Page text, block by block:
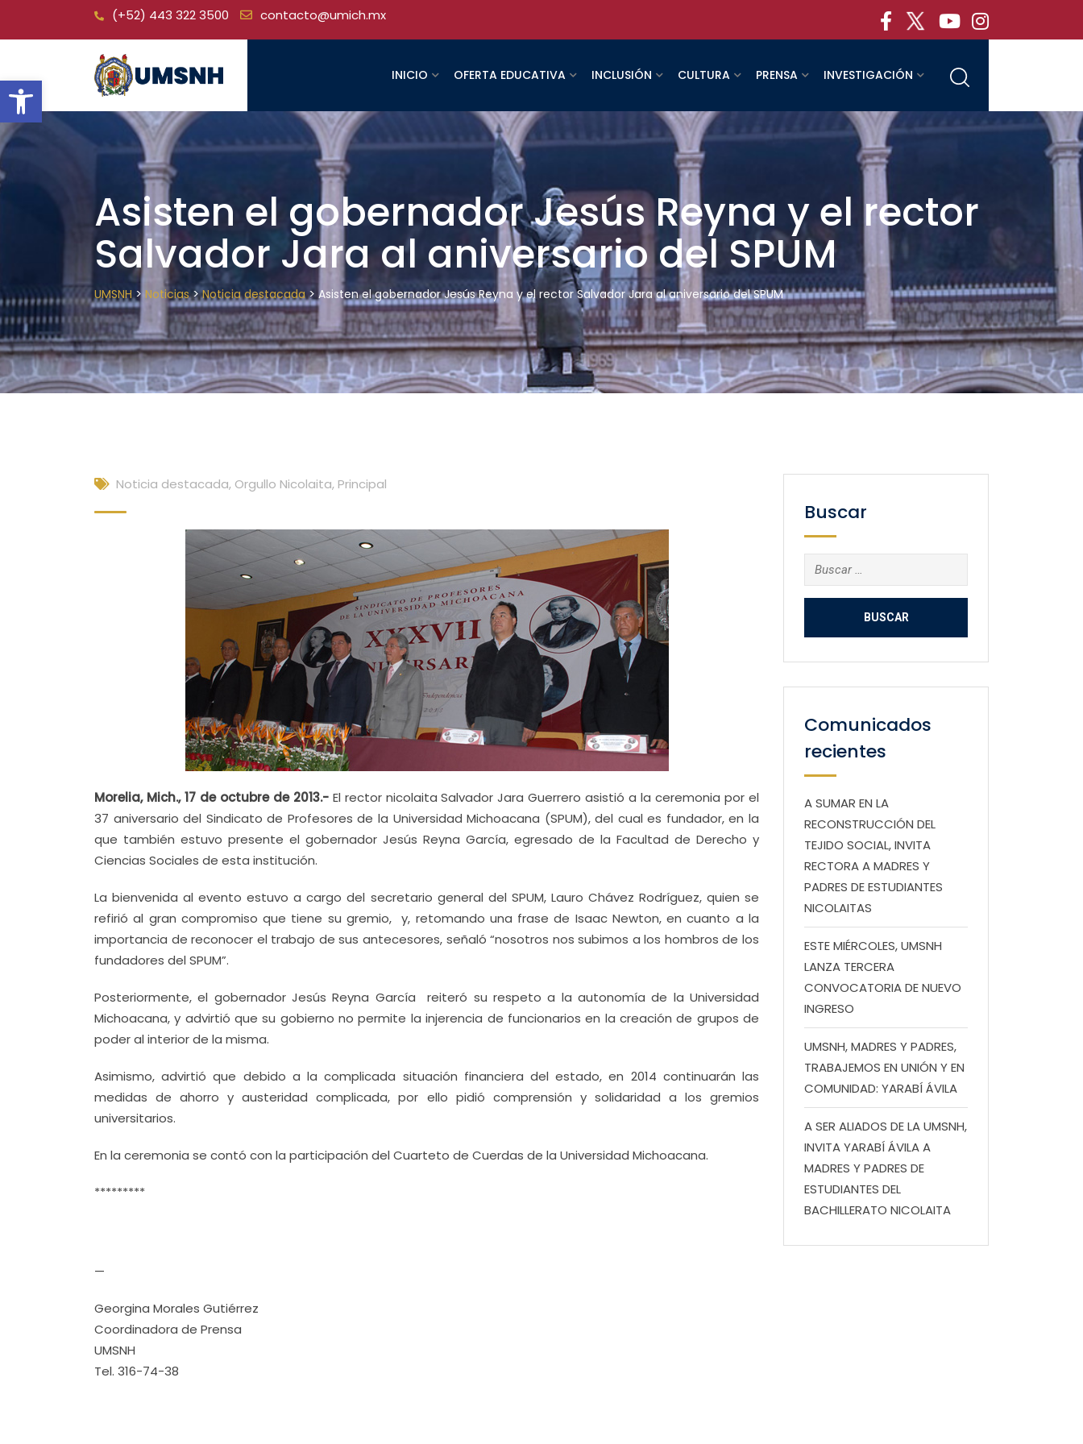
Open toolbar
(+52) 443 322 3500 contacto@umich.mx
INICIO OFERTA EDUCATIVA INCLUSIÓN CULTURA PRENSA INVESTIGACIÓN
Asisten el gobernador Jesús Reyna y el rector
Salvador Jara al aniversario del SPUM
UMSNH> Noticias>Noticia destacada> Asisten el gobernador Jesús Reyna y el rector Salvador Jara al aniversario del SPUM
Noticia destacada, Orgullo Nicolaita, Principal
Morelia, Mich., 17 de octubre de 2013.-El rector nicolaita Salvador Jara Guerrero asistió a la ceremonia por el
37 aniversario del Sindicato de Profesores de la Universidad Michoacana (SPUM), del cual es fundador, en la
que también estuvo presente el gobernador Jesús Reyna García, egresado de la Facultad de Derecho y
Ciencias Sociales de esta institución.
La bienvenida al evento estuvo a cargo del secretario general del SPUM, Lauro Chávez Rodríguez, quien se
refirió al gran compromiso que tiene su gremio, y, retomando una frase de Isaac Newton, en cuanto a la
importancia de reconocer el trabajo de sus antecesores, señaló “nosotros nos subimos a los hombros de los
fundadores del SPUM”.
Posteriormente, el gobernador Jesús Reyna García reiteró su respeto a la autonomía de la Universidad
Michoacana, y advirtió que su gobierno no permite la injerencia de funcionarios en la creación de grupos de
poder al interior de la misma.
Asimismo, advirtió que debido a la complicada situación financiera del estado, en 2014 continuarán las
medidas de ahorro y austeridad complicada, por ello pidió comprensión y solidaridad a los gremios
universitarios.
En la ceremonia se contó con la participación del Cuarteto de Cuerdas de la Universidad Michoacana.
*********
—
Georgina Morales Gutiérrez
Coordinadora de Prensa
UMSNH
Tel. 316-74-38
Buscar
Buscar:
Comunicados
recientes
A SUMAR EN LA
RECONSTRUCCIÓN DEL
TEJIDO SOCIAL, INVITA
RECTORA A MADRES Y
PADRES DE ESTUDIANTES
NICOLAITAS
ESTE MIÉRCOLES, UMSNH
LANZA TERCERA
CONVOCATORIA DE NUEVO
INGRESO
UMSNH, MADRES Y PADRES,
TRABAJEMOS EN UNIÓN Y EN
COMUNIDAD: YARABÍ ÁVILA
A SER ALIADOS DE LA UMSNH,
INVITA YARABÍ ÁVILA A
MADRES Y PADRES DE
ESTUDIANTES DEL
BACHILLERATO NICOLAITA